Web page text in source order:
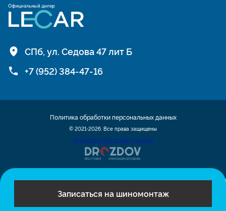
Записаться на шиномонтаж
СПб, ул. Седова 47 лит Б
+7 (952) 384-47-16
© 2021-2026. Все права защищены
Разработка сайта шин и дисков
Политика обработки персональных данных